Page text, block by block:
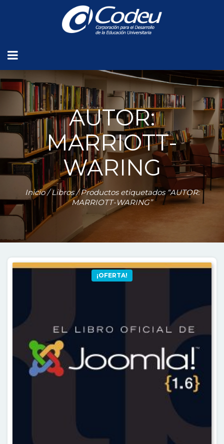
AUTOR:
MARRIOTT-
WARING
Inicio/Libros/ Productos etiquetados “AUTOR:
MARRIOTT-WARING”
¡OFERTA!